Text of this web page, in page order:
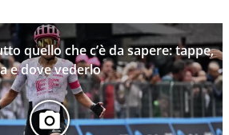
quello che c’è da sapere: tappe,
e dove vederlo